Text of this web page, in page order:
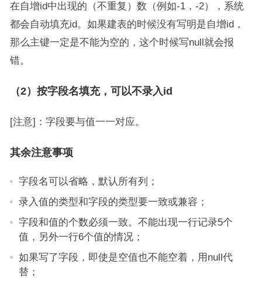
在自增id中出现的（不重复）数（例如-1，-2），系统
都会自动填充id。如果建表的时候没有写明是自增id，
那么主键一定是不能为空的，这个时候写null就会报
错。
（2）按字段名填充，可以不录入id
[注意]：字段要与值一一对应。
其余注意事项
字段名可以省略，默认所有列；
录入值的类型和字段的类型要一致或兼容；
字段和值的个数必须一致。不能出现一行记录5个
值，另外一行6个值的情况；
如果写了字段，即使是空值也不能空着，用null代
替；